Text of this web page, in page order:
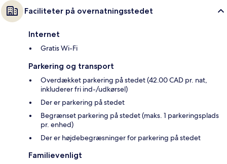
Faciliteter på overnatningsstedet
Internet
Gratis Wi-Fi
Parkering og transport
Overdækket parkering på stedet (42.00 CAD pr. nat,
inkluderer fri ind-/udkørsel)
Der er parkering på stedet
Begrænset parkering på stedet (maks. 1 parkeringsplads
pr. enhed)
Der er højdebegræsninger for parkering på stedet
Familievenligt